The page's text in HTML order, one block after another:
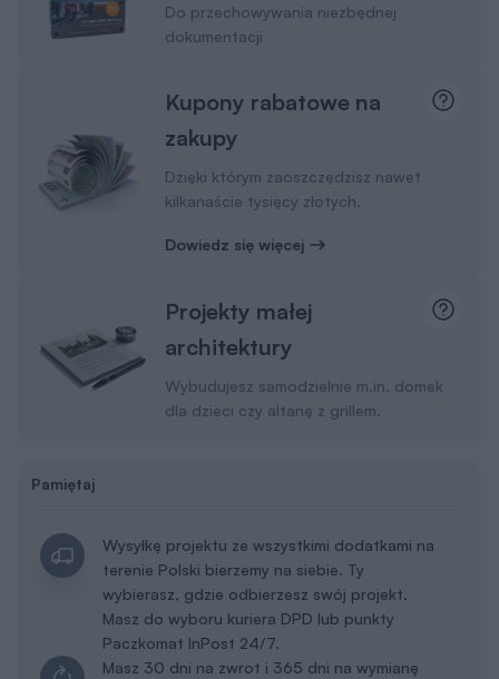
Do przechowywania niezbędnej
dokumentacji
Kupony rabatowe na
zakupy
Dzięki którym zaoszczędzisz nawet
kilkanaście tysięcy złotych.
Dowiedz się więcej
Projekty małej
architektury
Wybudujesz samodzielnie m.in. domek
dla dzieci czy altanę z grillem.
Pamiętaj
Wysyłkę projektu ze wszystkimi dodatkami na
terenie Polski bierzemy na siebie. Ty
wybierasz, gdzie odbierzesz swój projekt.
Masz do wyboru kuriera DPD lub punkty
Paczkomat InPost 24/7.
Masz 30 dni na zwrot i 365 dni na wymianę